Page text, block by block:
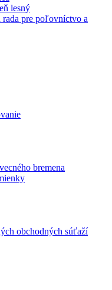
lesný
pre poľovníctvo a
bremena
obchodných súťaží